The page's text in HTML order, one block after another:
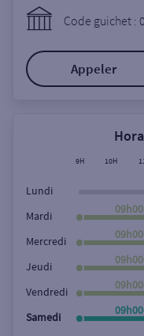
Ville / Code
Rue
Code guichet :
Appeler
9H 10H
Lundi
Mardi
Mercredi
Jeudi
Vendredi
Samedi